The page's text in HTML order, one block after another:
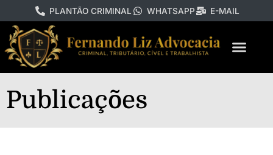
PLANTÃO CRIMINAL WHATSAPP E-MAIL
Publicações